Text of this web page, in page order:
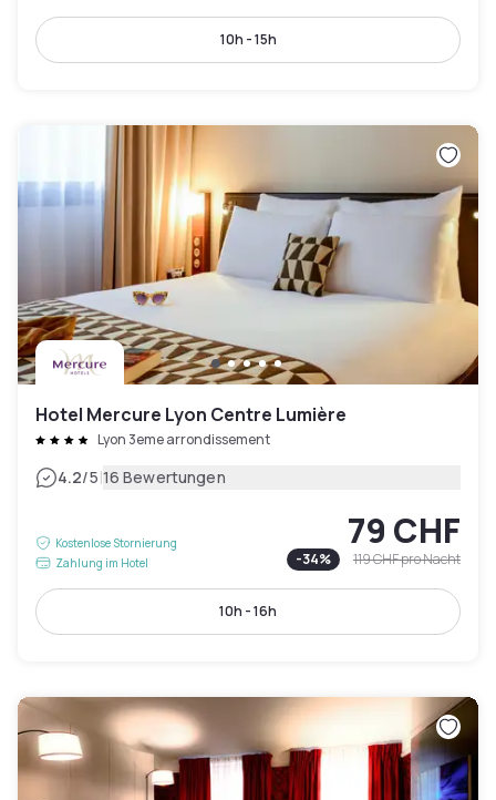
10h - 15h
Hotel Mercure Lyon Centre Lumière
Lyon 3eme arrondissement
4.2/5|16 Bewertungen
Kostenlose Stornierung
Zahlung im Hotel
79 CHF
-34% 119 CHFpro Nacht
10h - 16h